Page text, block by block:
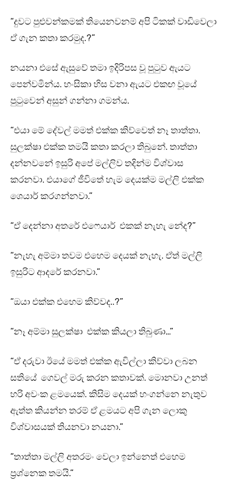
“දුවට පුළුවන්කමක් තියෙනවනම් අපි ටිකක් වාඩිවෙලා
ඒ ගැන කතා කරමුද.?”
නයනා එසේ ඇසුවේ තමා ඉදිරිපස වූ පුටුව ඇයට
පෙන්වමින්ය. හංසිකා හිස වනා ඇයට එකඟ වූයේ
පුටුවෙන් අසුන් ගන්නා ගමන්ය.
“එයා මේ දේවල් මමත් එක්ක කිව්වෙත් නෑ තාත්තා.
සුලක්ෂා එක්ක තමයි කතා කරලා තිබුනේ. තාත්තා
දන්නවනේ ඉසුරි අපේ මල්ලිව තදින්ම විශ්වාස
කරනවා. එයාගේ ජීවිතේ හැම දෙයක්ම මල්ලි එක්ක
ශෙයාර් කරගන්නවා.”
“ඒ දෙන්නා අතරේ එෆෙයාර් එකක් නැහැ නේද?”
“නැහැ අම්මා තවම එහෙම දෙයක් නැහැ. ඒත් මල්ලි
ඉසුරිට ආදරේ කරනවා.”
“ඔයා එක්ක එහෙම කිව්වද..?”
“නෑ අම්මා සුලක්ෂා එක්ක කියලා තිබුණා…”
“ඒ දරුවා ඊයේ මමත් එක්ක ඇවිල්ලා කිව්වා ලබන
සතියේ ගෙවල් මරු කරන කතාවක්. මොනවා උනත්
හරි අවංක ළමයෙක්. කිසිම දෙයක් හංගන්නෙ නැතුව
ඇත්ත කියන්න තරම් ඒ ළමයට අපි ගැන ලොකු
විශ්වාසයක් තියනවා නයනා.”
“තාත්තා මල්ලි අතරමං වෙලා ඉන්නෙත් එහෙම
ප්‍රශ්නෙක තමයි.”